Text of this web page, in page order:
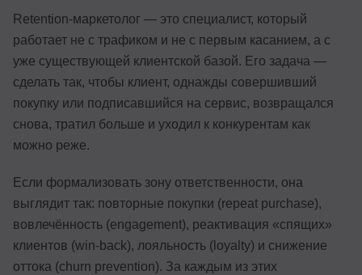
Retention-маркетолог — это специалист, который
работает не с трафиком и не с первым касанием, а с
уже существующей клиентской базой. Его задача —
сделать так, чтобы клиент, однажды совершивший
покупку или подписавшийся на сервис, возвращался
снова, тратил больше и уходил к конкурентам как
можно реже.
Если формализовать зону ответственности, она
выглядит так: повторные покупки (repeat purchase),
вовлечённость (engagement), реактивация «спящих»
клиентов (win-back), лояльность (loyalty) и снижение
оттока (churn prevention). За каждым из этих